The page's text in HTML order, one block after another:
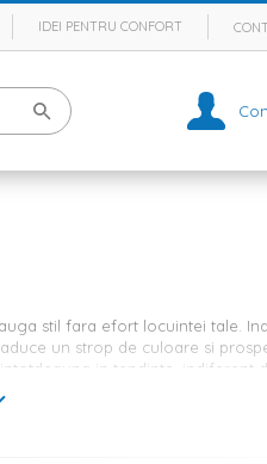
IDEI PENTRU CONFORT
stil fara efort locuintei tale.
un strop de culoare si
in tendinte, indiferent
produse in